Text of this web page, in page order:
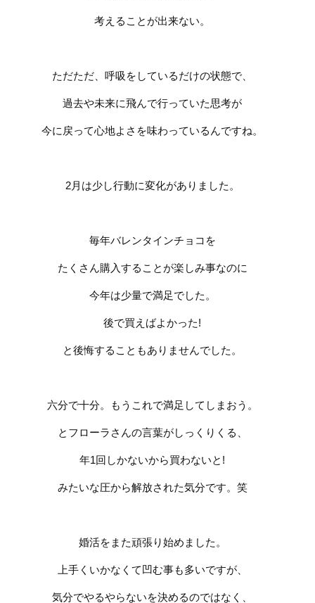
考えることが出来ない。
ただただ、呼吸をしているだけの状態で、
過去や未来に飛んで行っていた思考が
今に戻って心地よさを味わっているんですね。
2月は少し行動に変化がありました。
毎年バレンタインチョコを
たくさん購入することが楽しみ事なのに
今年は少量で満足でした。
後で買えばよかった!
と後悔することもありませんでした。
六分で十分。もうこれで満足してしまおう。
とフローラさんの言葉がしっくりくる、
年1回しかないから買わないと !
みたいな圧から解放された気分です。笑
婚活をまた頑張り始めました。
上手くいかなくて凹む事も多いですが、
気分でやるやらないを決めるのではなく、